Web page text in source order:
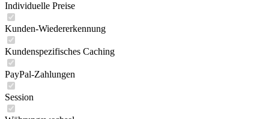
Individuelle Preise
Kunden-Wiedererkennung
Kundenspezifisches Caching
PayPal-Zahlungen
Session